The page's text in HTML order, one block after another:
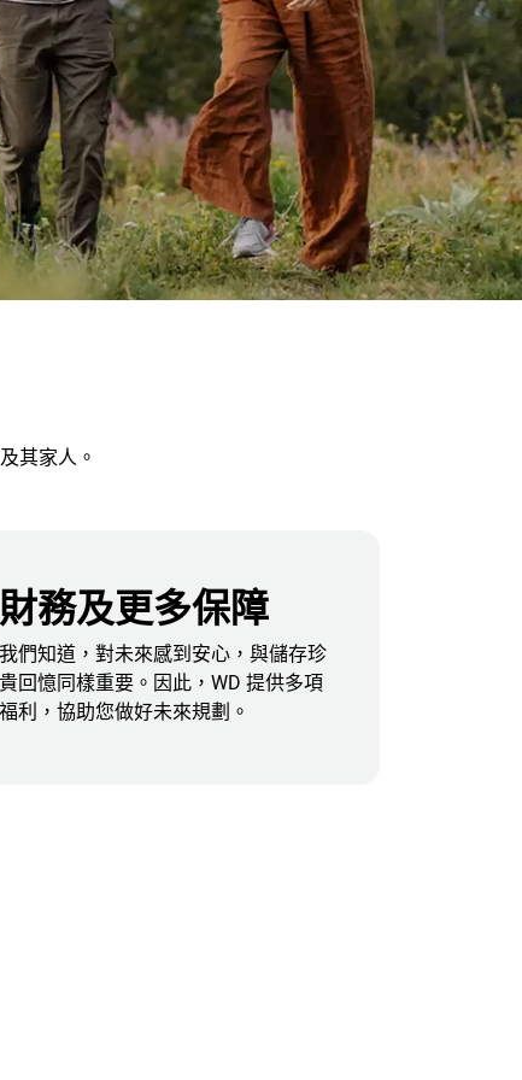
其家人。
財務及更多保障
我們知道，對未來感到安心，與儲存珍
貴回憶同樣重要。因此，WD 提供多項
福利，協助您做好未來規劃。